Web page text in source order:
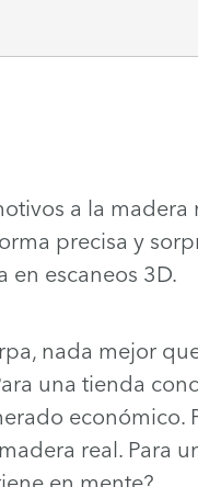
a la madera
precisa y
escaneos 3D.
nada mejor
una tienda
económico.
real. Para